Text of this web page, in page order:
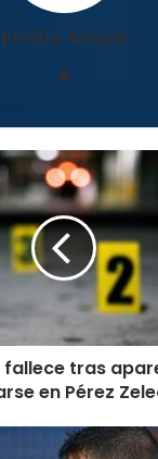
Emilio Araya
tras
en Pérez